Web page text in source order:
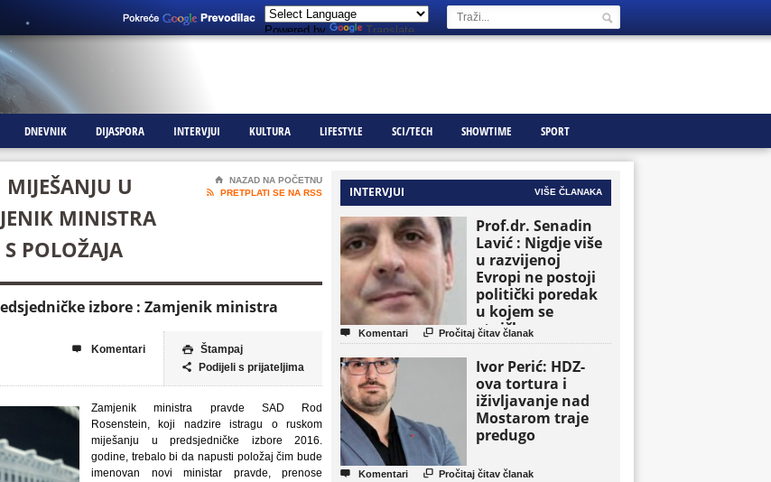
Powered by Translate
DNEVNIK DIJASPORA INTERVJUI KULTURA LIFESTYLE SCI/TECH SHOWTIME SPORT
U
MINISTRA
POLOŽAJA
⌂
NAZAD NA POČETNU

PRETPLATI SE NA RSS
izbore : Zamjenik ministra
 Štampaj
 Podijeli s prijateljima
 Komentari
Zamjenik ministra pravde SAD Rod
Rosenstein, koji nadzire istragu o ruskom
miješanju u predsjedničke izbore 2016.
godine, trebalo bi da napusti položaj čim bude
imenovan novi ministar pravde, prenose
INTERVJUI VIŠE ČLANAKA
Prof.dr. Senadin
Lavić : Nigdje više
u razvijenoj
Evropi ne postoji
politički poredak
u kojem se
etničke grupe
pojavljuju kao
osnovne političke
jedinice
 Komentari  Pročitaj čitav članak
Ivor Perić: HDZ-
ova tortura i
iživljavanje nad
Mostarom traje
predugo
 Komentari  Pročitaj čitav članak